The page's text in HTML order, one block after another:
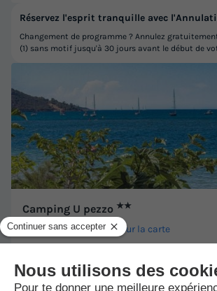
Camping U pezzo ★★
Saint Florent-Voir sur la carte
8.7/10
Réservez l'esprit tranquille avec
Changement de programme ? Annulez
(1) sans motif jusqu'à 30 jours avant le début de